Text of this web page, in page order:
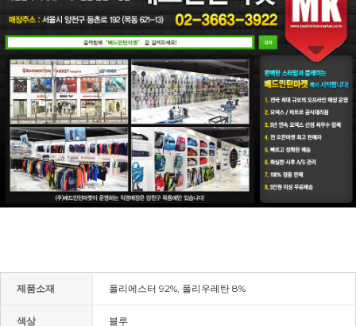
제품소재 폴리에스터 92%, 폴리우레탄 8%
색상 블루